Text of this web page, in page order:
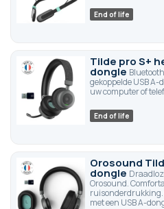
End of life
Tilde pro S+
dongle
gekoppelde USB
uw computer of
End of life
Orosound
dongle
Orosound.
ruisonderdrukking.
met een USB A-